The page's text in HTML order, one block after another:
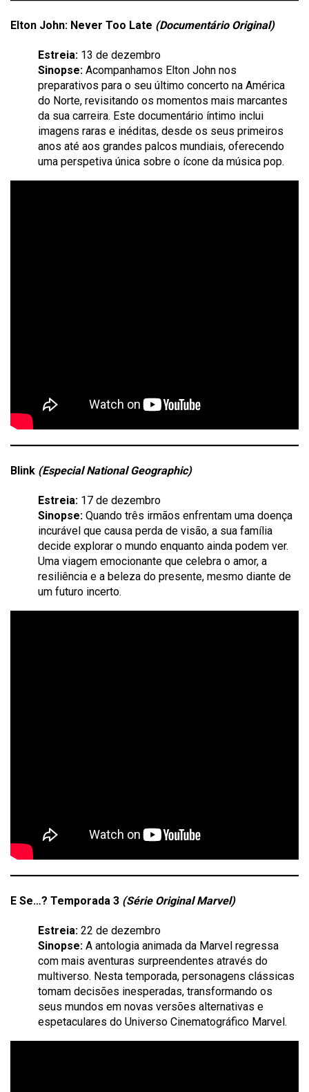
Elton John: Never Too Late (Documentário Original)
Estreia: 13 de dezembro
Sinopse: Acompanhamos Elton John nos
preparativos para o seu último concerto na América
do Norte, revisitando os momentos mais marcantes
da sua carreira. Este documentário íntimo inclui
imagens raras e inéditas, desde os seus primeiros
anos até aos grandes palcos mundiais, oferecendo
uma perspetiva única sobre o ícone da música pop.
Blink (Especial National Geographic)
Estreia: 17 de dezembro
Sinopse: Quando três irmãos enfrentam uma doença
incurável que causa perda de visão, a sua família
decide explorar o mundo enquanto ainda podem ver.
Uma viagem emocionante que celebra o amor, a
resiliência e a beleza do presente, mesmo diante de
um futuro incerto.
E Se…? Temporada 3 (Série Original Marvel)
Estreia: 22 de dezembro
Sinopse: A antologia animada da Marvel regressa
com mais aventuras surpreendentes através do
multiverso. Nesta temporada, personagens clássicas
tomam decisões inesperadas, transformando os
seus mundos em novas versões alternativas e
espetaculares do Universo Cinematográfico Marvel.